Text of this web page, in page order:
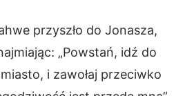
przyszło do Jonasza,
„Powstań, idź do
i zawołaj przeciwko